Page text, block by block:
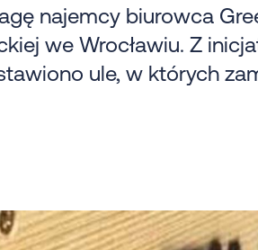
najemcy biurowca
we Wrocławiu. Z
ule, w których